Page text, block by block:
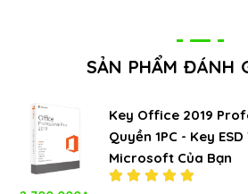
SẢN PHẨM ĐÁNH
Key Office 2019
Quyền 1PC - Key
Microsoft Của Bạn